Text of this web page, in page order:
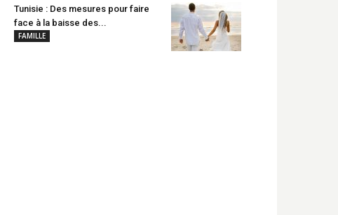
Tunisie : Des mesures pour faire
face à la baisse des...
FAMILLE